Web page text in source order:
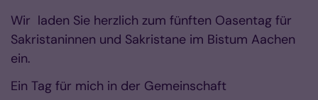
Wir laden Sie herzlich zum fünften Oasentag für
Sakristaninnen und Sakristane im Bistum Aachen
ein.
Ein Tag für mich in der Gemeinschaft